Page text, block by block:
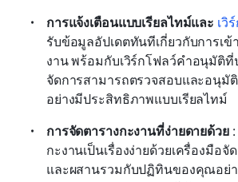
การแจ้งเตือนแบบเรียลไทม์และ เวิ
รับข้อมูลอัปเดตทันทีเกี่ยวกับการเ
งาน พร้อมกับเวิร์กโฟลว์คำอนุมัติที่
จัดการสามารถตรวจสอบและอนุมั
อย่างมีประสิทธิภาพแบบเรียลไทม์
การจัดตารางกะงานที่ง่ายดายด้วย
กะงานเป็นเรื่องง่ายด้วยเครื่องมือจั
และผสานรวมกับปฏิทินของคุณอย่